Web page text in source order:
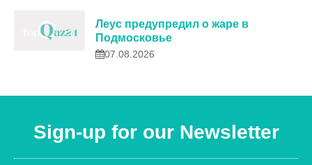
Леус предупредил о жаре в
Подмосковье
07.08.2026
Sign-up for our Newsletter